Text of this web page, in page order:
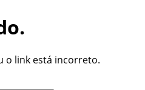
o link está incorreto.